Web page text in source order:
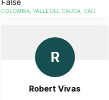
COLOMBIA, VALLE DEL CAUCA, CALI
R
Robert Vivas